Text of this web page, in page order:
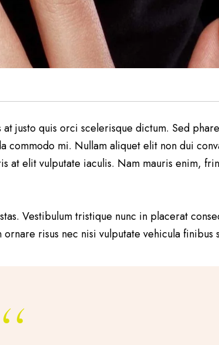
justo quis orci scelerisque dictum. Sed
mi. Nullam aliquet elit non dui
at elit vulputate iaculis. Nam mauris enim,
Vestibulum tristique nunc in placerat
risus nec nisi vulputate vehicula finibus